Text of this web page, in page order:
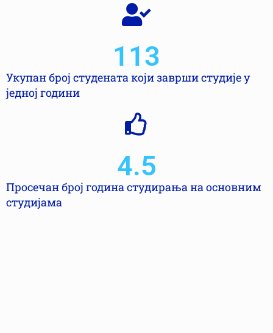
Укупан број студената који заврши студије у
једној години
113
Просечан број година студирања на основним
студијама
4.5